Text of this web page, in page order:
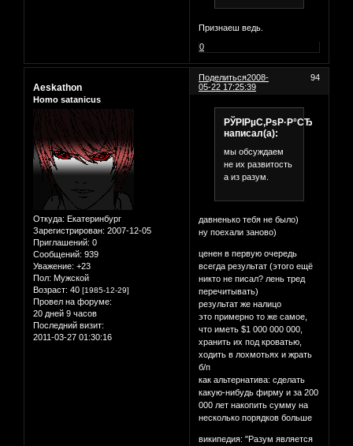
Признаеш ведь.
0
Поделиться 94
2008-
05-22 17:25:39
Aeskathon
Homo satanicus
Откуда: Екатеринбург
Зарегистрирован: 2007-12-05
Приглашений: 0
Сообщений: 939
Уважение: +23
Пол: Мужской
Возраст: 40 [1985-12-29]
Провел на форуме:
20 дней 9 часов
Последний визит:
2011-03-27 01:30:16
РЎРІРµС‚РѕР·Р°СЂ
написал(а):
мы обсуждаем
не их развитость
а из разум.
давненько тебя не было)
ну поехали заново)
ценен в первую очередь
всегда результат (этого ещё
никто не писал? лень тред
перечитывать)
результат же налицо
это примерно то же самое,
что иметь $1 000 000 000,
хранить их под кроватью,
ходить в лохмотьях и жрать
б/п
как альтернатива: сделать
какую-нибудь фирму и за 200
000 лет накопить сумму на
несколько порядков больше
википедия: "Разум является